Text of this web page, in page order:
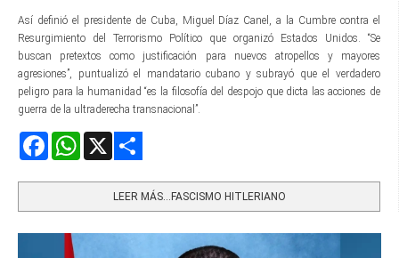
Así definió el presidente de Cuba, Miguel Díaz Canel, a la Cumbre contra el
Resurgimiento del Terrorismo Político que organizó Estados Unidos. “Se
buscan pretextos como justificación para nuevos atropellos y mayores
agresiones”, puntualizó el mandatario cubano y subrayó que el verdadero
peligro para la humanidad “es la filosofía del despojo que dicta las acciones de
guerra de la ultraderecha transnacional”.
FacebookWhatsApp
LEER MÁS…FASCISMO HITLERIANO